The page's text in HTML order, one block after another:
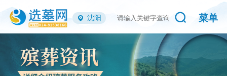
沈阳 菜单